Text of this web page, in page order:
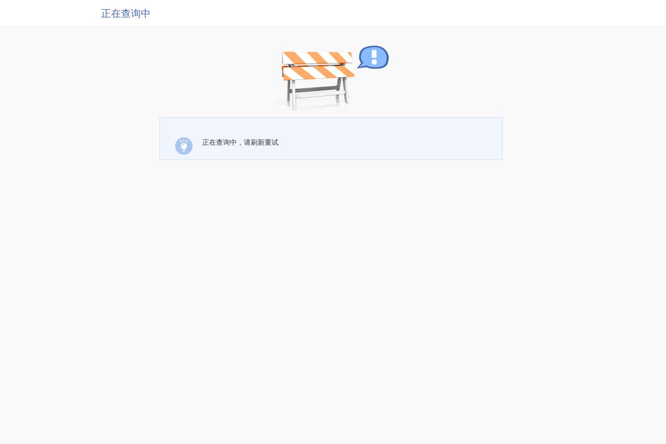
正在查询中
正在查询中，请刷新重试